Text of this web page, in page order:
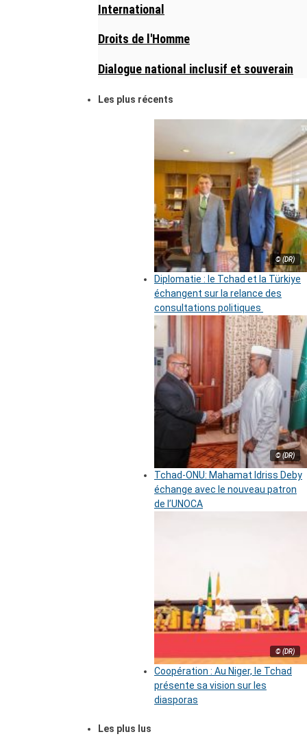
International
Droits de l'Homme
Dialogue national inclusif et souverain
Les plus récents
© (DR)
Diplomatie : le Tchad et la Türkiye
échangent sur la relance des
consultations politiques
© (DR)
Tchad-ONU: Mahamat Idriss Deby
échange avec le nouveau patron
de l’UNOCA
© (DR)
Coopération : Au Niger, le Tchad
présente sa vision sur les
diasporas
Les plus lus